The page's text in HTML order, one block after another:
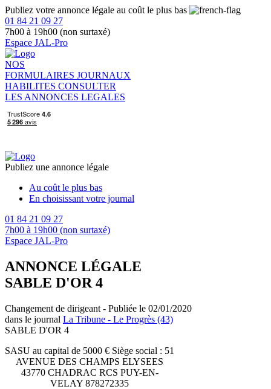
Publiez votre annonce légale au coût le plus bas
01 84 21 09 27
7h00 à 19h00 (non surtaxé)
Espace JAL-Pro
NOS
FORMULAIRES JOURNAUX
HABILITES CONSULTER
LES ANNONCES LEGALES
Publiez une annonce légale
Au coût le plus bas
En choisissant votre journal
01 84 21 09 27
7h00 à 19h00 (non surtaxé)
Espace JAL-Pro
ANNONCE LÉGALE
SABLE D'OR 4
Changement de dirigeant - Publiée le 02/01/2020
dans le journal La Tribune - Le Progrès (43)
SABLE D'OR 4
SASU au capital de 5000 € Siège social : 51
AVENUE DES CHAMPS ELYSEES
43770 CHADRAC RCS PUY-EN-
VELAY 878272335